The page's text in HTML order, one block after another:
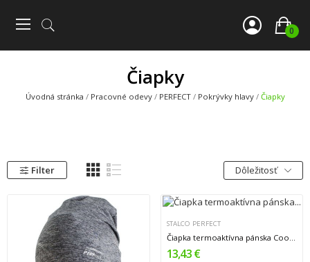
0
Čiapky
Úvodná stránka Pracovné odevy PERFECT Pokrývky hlavy Čiapky
Filter Dôležitosť
STALCO PERFECT
13,43 €